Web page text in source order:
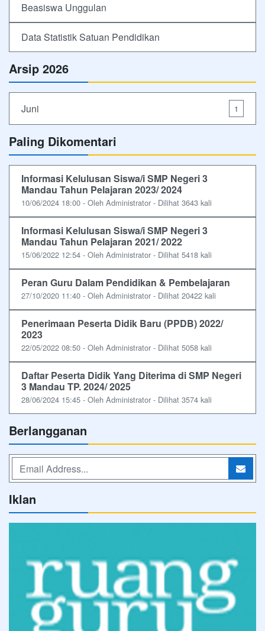
Beasiswa Unggulan
Data Statistik Satuan Pendidikan
Arsip 2026
Juni 1
Paling Dikomentari
Informasi Kelulusan Siswa/i SMP Negeri 3
Mandau Tahun Pelajaran 2023/ 2024
10/06/2024 18:00 - Oleh Administrator - Dilihat 3643 kali
Informasi Kelulusan Siswa/i SMP Negeri 3
Mandau Tahun Pelajaran 2021/ 2022
15/06/2022 12:54 - Oleh Administrator - Dilihat 5418 kali
Peran Guru Dalam Pendidikan & Pembelajaran
27/10/2020 11:40 - Oleh Administrator - Dilihat 20422 kali
Penerimaan Peserta Didik Baru (PPDB) 2022/
2023
22/05/2022 08:50 - Oleh Administrator - Dilihat 5058 kali
Daftar Peserta Didik Yang Diterima di SMP Negeri
3 Mandau TP. 2024/ 2025
28/06/2024 15:45 - Oleh Administrator - Dilihat 3574 kali
Berlangganan
Iklan